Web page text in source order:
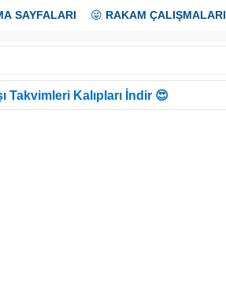
SAYFALARI 😜 RAKAM ÇALIŞMALARI
Takvimleri Kalıpları İndir 😍